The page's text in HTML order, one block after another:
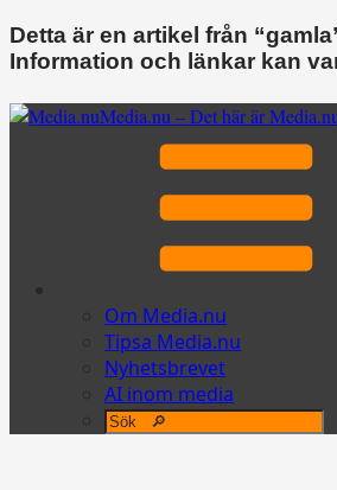
Detta är en artikel från
Information och länkar kan
Media.nu – Det här är
Om Media.nu
Tipsa Media.nu
Nyhetsbrevet
AI inom media